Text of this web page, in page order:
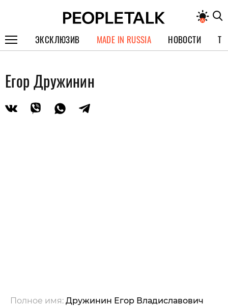
ЭКСКЛЮЗИВ
СПЕЦПРОЕКТЫ
ИНТЕРВЬЮ
MADE IN RUSSIA НОВОСТИ
Егор Дружинин
Полное имя: Дружинин Егор Владиславович